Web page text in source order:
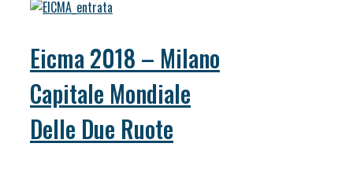
Eicma 2018 – Milano
Capitale Mondiale
Delle Due Ruote